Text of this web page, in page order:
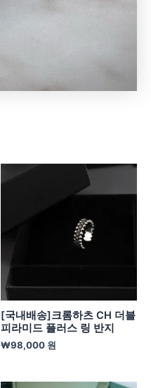
[국내배송]크롬하츠 CH 더블
피라미드 플러스 링 반지
₩98,000 원